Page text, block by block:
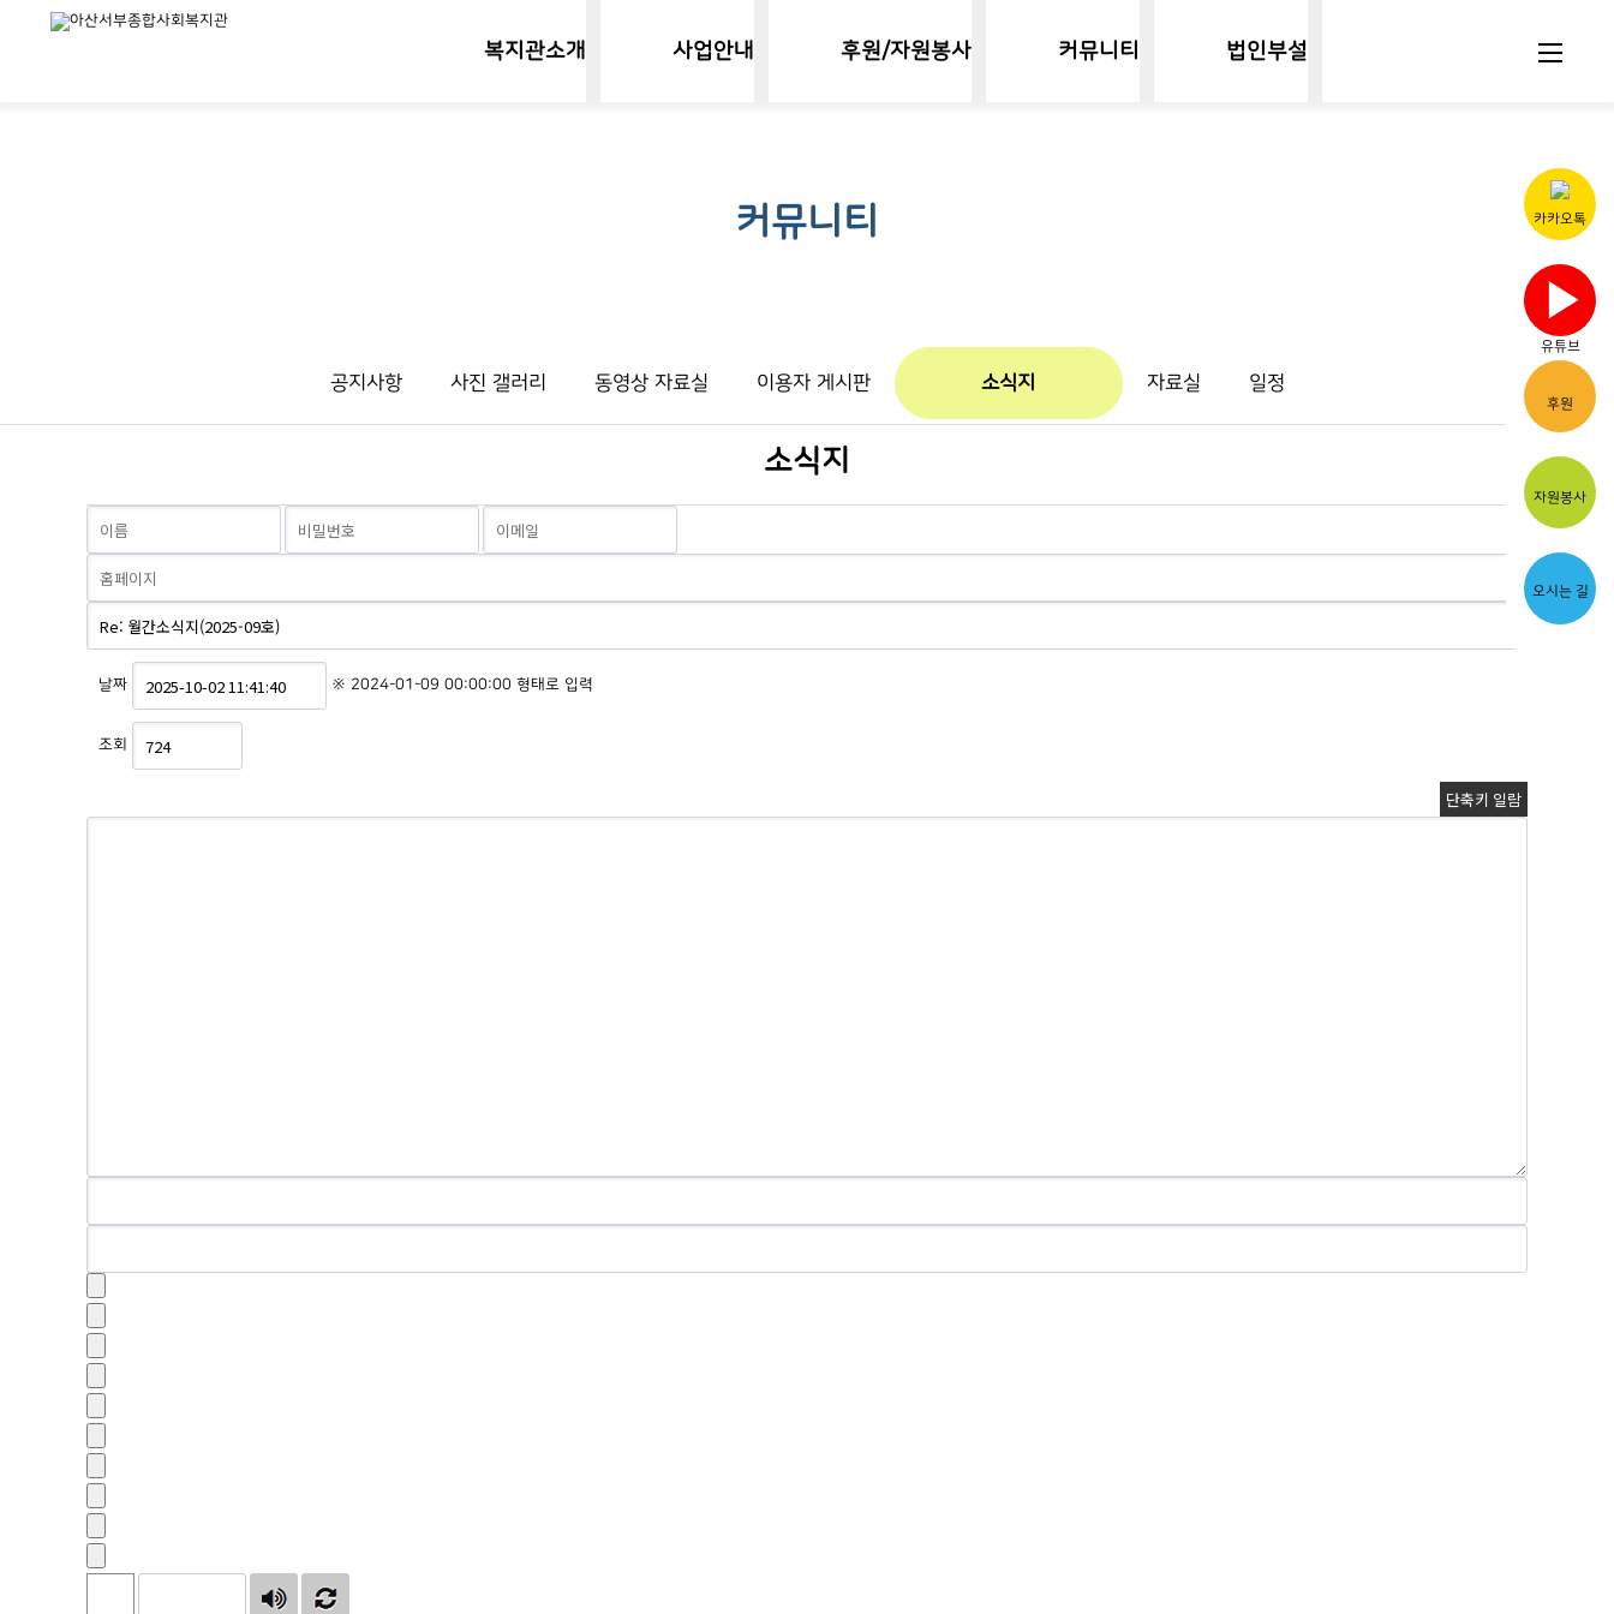
복지관소개 사업안내 후원/자원봉사 커뮤니티 법인부설
커뮤니티
공지사항 사진 갤러리 동영상 자료실 이용자 게시판 소식지 자료실 일정
소식지
날짜 ※ 2024-01-09 00:00:00 형태로 입력
조회
단축키 일람
카카오톡
▶
유튜브
후원
자원봉사
오시는 길